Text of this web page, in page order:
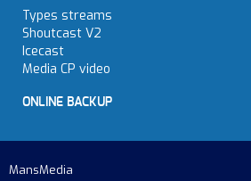
Types streams
Shoutcast V2
Icecast
Media CP video
ONLINE BACKUP
MansMedia